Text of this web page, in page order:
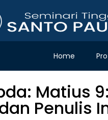
Home
Matius
Penulis